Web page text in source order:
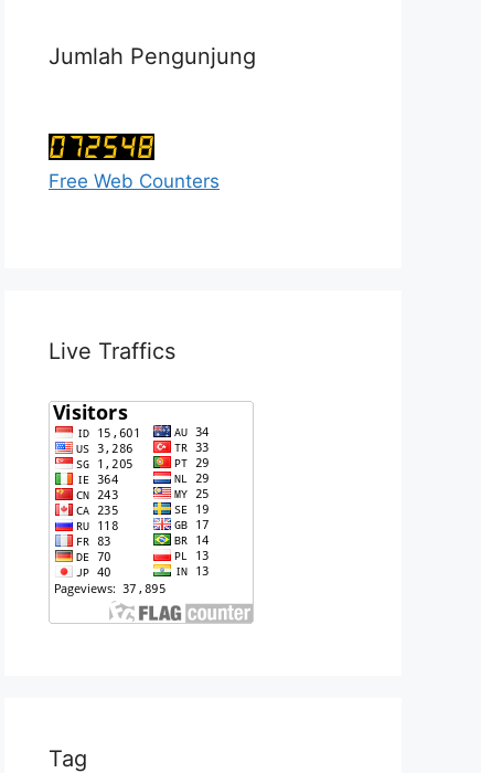
Jumlah Pengunjung
Free Web Counters
Live Traffics
Tag